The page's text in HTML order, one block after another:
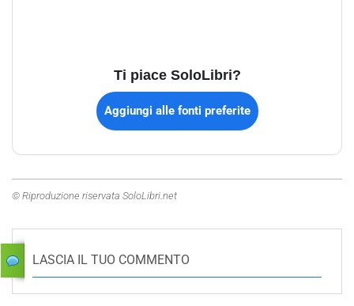
Ti piace SoloLibri?
Aggiungi alle fonti preferite
© Riproduzione riservata SoloLibri.net
LASCIA IL TUO COMMENTO